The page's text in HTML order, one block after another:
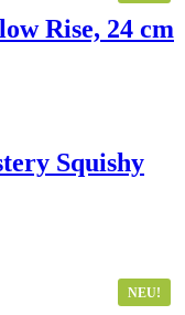
Rise, 24 cm
Squishy
NEU!